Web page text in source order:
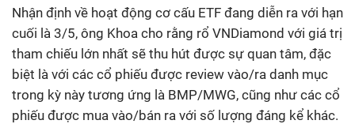
Nhận định về hoạt động cơ cấu ETF đang diễn ra với hạn
cuối là 3/5, ông Khoa cho rằng rổ VNDiamond với giá trị
tham chiếu lớn nhất sẽ thu hút được sự quan tâm, đặc
biệt là với các cổ phiếu được review vào/ra danh mục
trong kỳ này tương ứng là BMP/MWG, cũng như các cổ
phiếu được mua vào/bán ra với số lượng đáng kể khác.